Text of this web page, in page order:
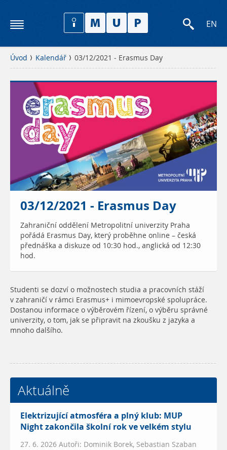
EN
Úvod Kalendář 03/12/2021 - Erasmus Day
03/12/2021 - Erasmus Day
Zahraniční oddělení Metropolitní univerzity Praha
pořádá Erasmus Day, který proběhne online – česká
přednáška a diskuze od 10:30 hod., anglická od 12:30
hod.
Studenti se dozví o možnostech studia a pracovních stáží
v zahraničí v rámci Erasmus+ i mimoevropské spolupráce.
Dostanou informace o výběrovém řízení, o výběru správné
univerzity, o tom, jak se připravit na zkoušku z jazyka a
mnoho dalšího.
Aktuálně
Elektrizující atmosféra a plný klub: MUP
Night zakončila školní rok ve velkém stylu
27. 6. 2026 Autoři: Dominik Borek, Sebastian Szaban